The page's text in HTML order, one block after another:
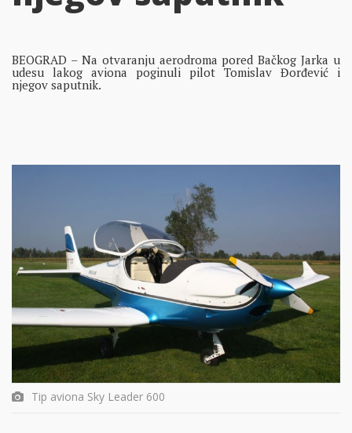
BEOGRAD – Na otvaranju aerodroma pored Bačkog Jarka u
udesu lakog aviona poginuli pilot Tomislav Đorđević i
njegov saputnik.
Tip aviona Sky Leader 600